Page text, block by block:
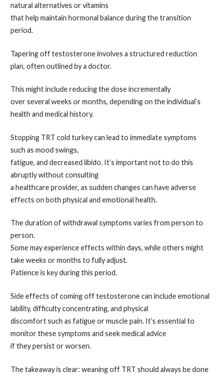
natural alternatives or vitamins
that help maintain hormonal balance during the transition
period.
Tapering off testosterone involves a structured reduction
plan, often outlined by a doctor.
This might include reducing the dose incrementally
over several weeks or months, depending on the individual’s
health and medical history.
Stopping TRT cold turkey can lead to immediate symptoms
such as mood swings,
fatigue, and decreased libido. It’s important not to do this
abruptly without consulting
a healthcare provider, as sudden changes can have adverse
effects on both physical and emotional health.
The duration of withdrawal symptoms varies from person to
person.
Some may experience effects within days, while others might
take weeks or months to fully adjust.
Patience is key during this period.
Side effects of coming off testosterone can include emotional
lability, difficulty concentrating, and physical
discomfort such as fatigue or muscle pain. It’s essential to
monitor these symptoms and seek medical advice
if they persist or worsen.
The takeaway is clear: weaning off TRT should always be done